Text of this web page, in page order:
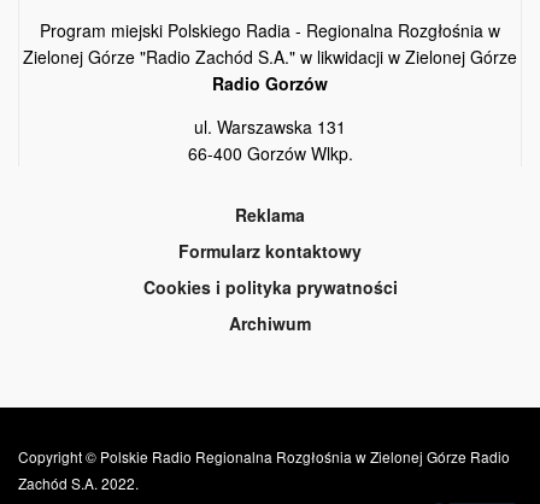
Program miejski Polskiego Radia - Regionalna Rozgłośnia w
Zielonej Górze "Radio Zachód S.A." w likwidacji w Zielonej Górze
Radio Gorzów
ul. Warszawska 131
66-400 Gorzów Wlkp.
Reklama
Formularz kontaktowy
Cookies i polityka prywatności
Archiwum
Copyright © Polskie Radio Regionalna Rozgłośnia w Zielonej Górze Radio
Zachód S.A. 2022.